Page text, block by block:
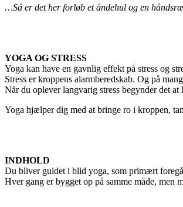
…Så er det her forløb et åndehul og en
YOGA OG STRESS
Yoga kan have en gavnlig effekt på stress og
Stress er kroppens alarmberedskab. Og på
Når du oplever langvarig stress begynder det
Yoga hjælper dig med at bringe ro i kroppen,
INDHOLD
Du bliver guidet i blid yoga, som primært
Hver gang er bygget op på samme måde, men